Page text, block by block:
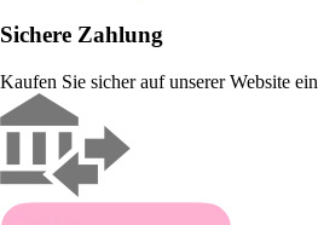
Sichere Zahlung
Kaufen Sie sicher auf unserer Website ein